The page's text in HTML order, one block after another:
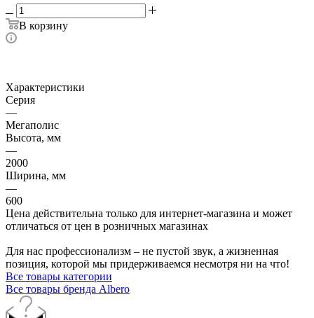
В корзину
Характеристики
Серия
—
Мегаполис
Высота, мм
—
2000
Ширина, мм
—
600
Цена действительна только для интернет-магазина и может
отличаться от цен в розничных магазинах
Для нас профессионализм – не пустой звук, а жизненная
позиция, которой мы придерживаемся несмотря ни на что!
Все товары категории
Все товары бренда Albero